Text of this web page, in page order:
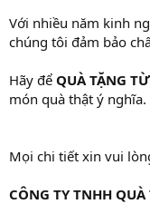
Với nhiều năm kinh
chúng tôi đảm bảo
Hãy để QUÀ TẶNG
món quà thật ý nghĩa.
Mọi chi tiết xin vui
CÔNG TY TNHH